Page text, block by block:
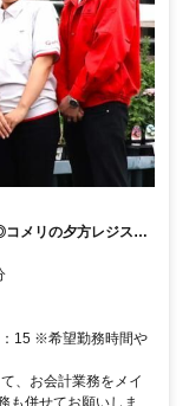
メリの夕方レジスタ
15 ※希望勤務時間や
、お会計業務をメイ
も併せてお願いしま